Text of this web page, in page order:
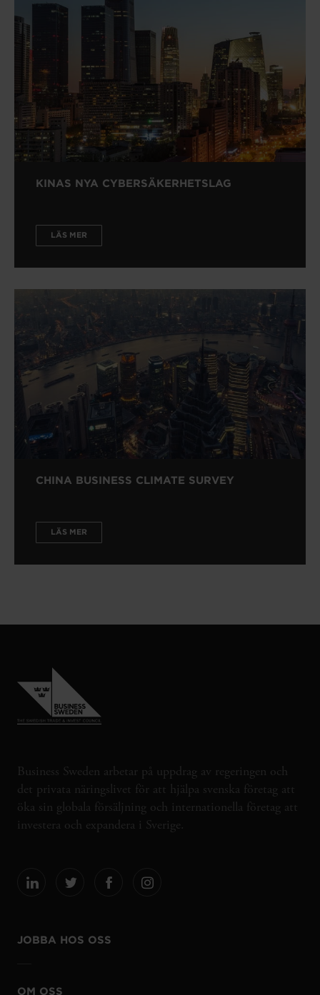
KINAS NYA CYBERSÄKERHETSLAG
LÄS MER
CHINA BUSINESS CLIMATE SURVEY
LÄS MER
Business Sweden arbetar på uppdrag av regeringen och
det privata näringslivet för att hjälpa svenska företag att
öka sin globala försäljning och internationella företag att
investera och expandera i Sverige.
JOBBA HOS OSS
OM OSS